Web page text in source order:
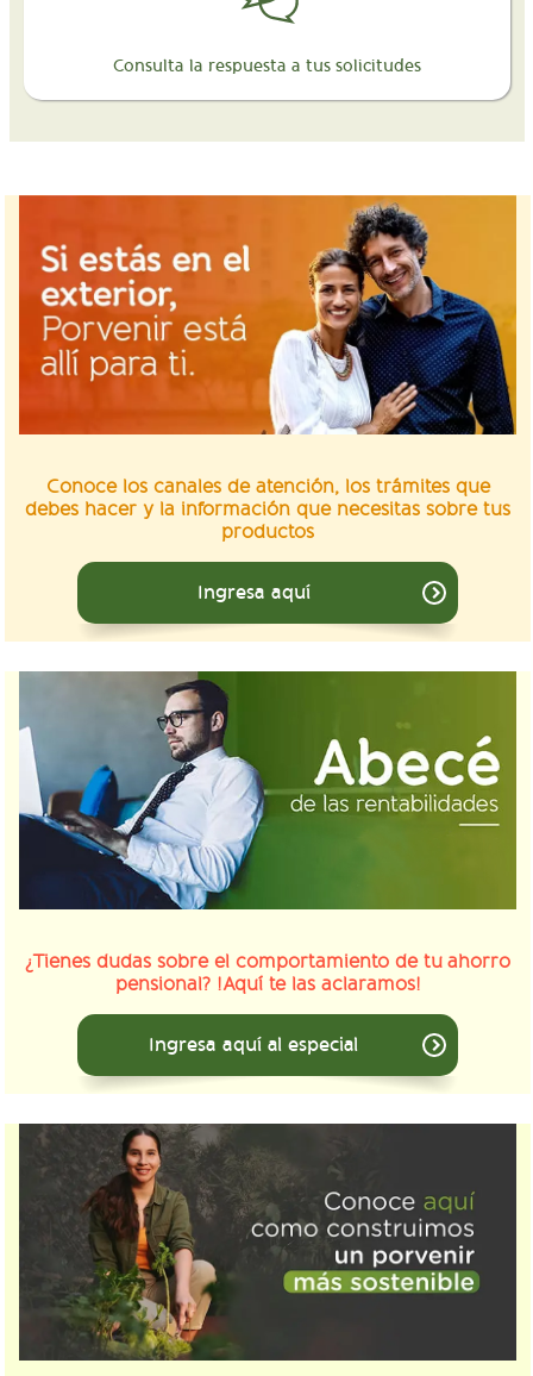
Consulta la respuesta a tus solicitudes
Conoce los canales de atención, los trámites que
debes hacer y la información que necesitas sobre tus
productos
Ingresa aquí
¿Tienes dudas sobre el comportamiento de tu ahorro
pensional? !Aquí te las aclaramos!
Ingresa aquí al especial